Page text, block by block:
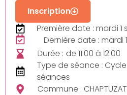
Inscription
Première date : mardi
Dernière date : mardi
Durée : de 11:00 à 12:00
Type de séance :
séances
Commune :